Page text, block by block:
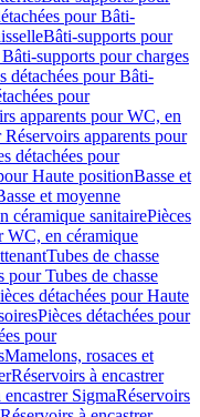
pour Bâti-
Bâti-supports pour
supports pour charges
détachées pour Bâti-
pour
apparents pour WC, en
Réservoirs apparents pour
détachées pour
Haute positionBasse et
et moyenne
céramique sanitairePièces
WC, en céramique
Tubes de chasse
pour Tubes de chasse
détachées pour Haute
Pièces détachées pour
pour
Mamelons, rosaces et
Réservoirs à encastrer
SigmaRéservoirs